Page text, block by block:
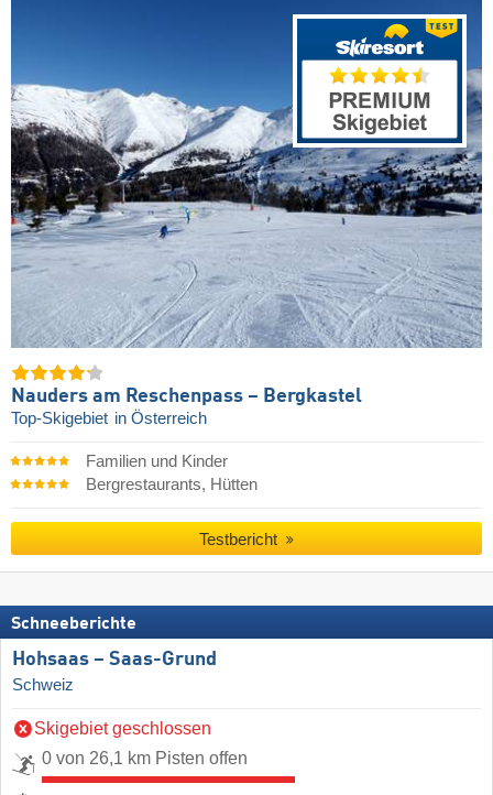
Nauders am Reschenpass – Bergkastel
Top-Skigebiet in Österreich
Familien und Kinder
Bergrestaurants, Hütten
Testbericht
Schneeberichte
Hohsaas – Saas-Grund
Schweiz
Skigebiet geschlossen
0 von 26,1 km Pisten offen